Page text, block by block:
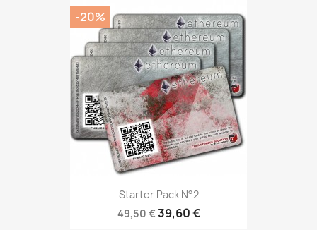
Starter Pack N°2
49,50 €39,60 €
-20%